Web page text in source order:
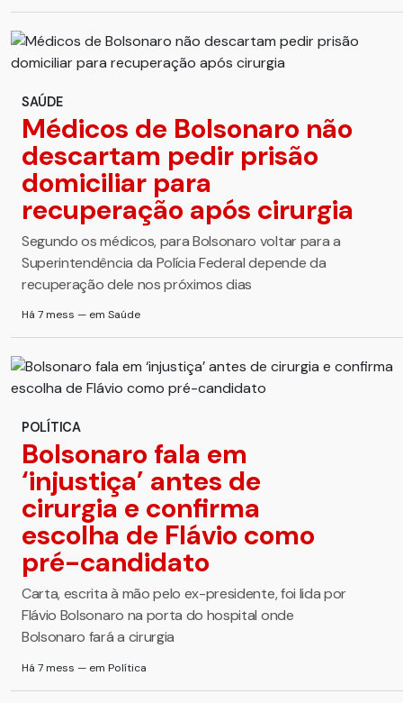
SAÚDE
Médicos de Bolsonaro não
descartam pedir prisão
domiciliar para
recuperação após cirurgia
Segundo os médicos, para Bolsonaro voltar para a
Superintendência da Polícia Federal depende da
recuperação dele nos próximos dias
Há 7 mess — em Saúde
POLÍTICA
Bolsonaro fala em
‘injustiça’ antes de
cirurgia e confirma
escolha de Flávio como
pré-candidato
Carta, escrita à mão pelo ex-presidente, foi lida por
Flávio Bolsonaro na porta do hospital onde
Bolsonaro fará a cirurgia
Há 7 mess — em Política